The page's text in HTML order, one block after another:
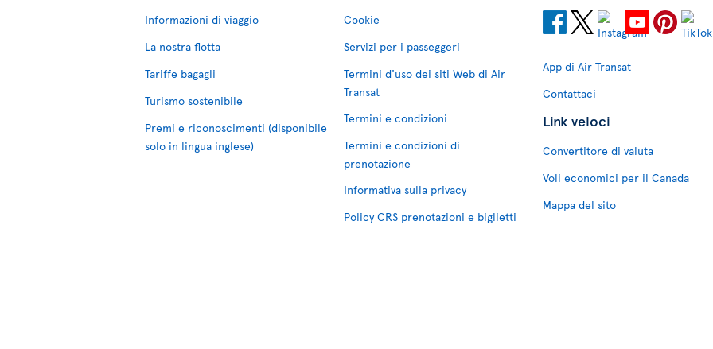
Informazioni di viaggio
La nostra flotta
Tariffe bagagli
Turismo sostenibile
Premi e riconoscimenti (disponibile
solo in lingua inglese)
Cookie
Servizi per i passeggeri
Termini d'uso dei siti Web di Air
Transat
Termini e condizioni
Termini e condizioni di
prenotazione
Informativa sulla privacy
Policy CRS prenotazioni e biglietti
App di Air Transat
Contattaci
Link veloci
Convertitore di valuta
Voli economici per il Canada
Mappa del sito